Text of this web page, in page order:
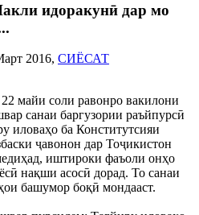
идоракунӣ дар мо
2016, СИЁСАТ
майи соли равонро вакилони
санаи баргузории раъйпурсӣ
иловаҳо ба Конститутсияи
ҷавонон дар Тоҷикистон
иштироки фаъоли онҳо
нақши асосӣ дорад. То санаи
башумор боқӣ мондааст.